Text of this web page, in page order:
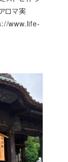
ロマ実
www.life-